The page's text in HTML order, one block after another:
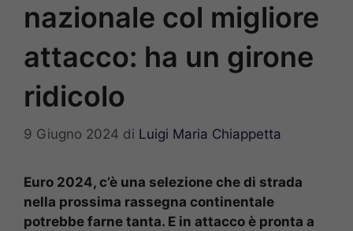
nazionale col migliore
attacco: ha un girone
ridicolo
9 Giugno 2024 di Luigi Maria Chiappetta
Euro 2024, c’è una selezione che di strada
nella prossima rassegna continentale
potrebbe farne tanta. E in attacco è pronta a